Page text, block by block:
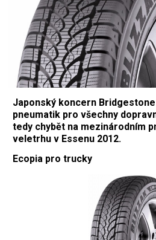
Japonský koncern
pneumatik pro všechny
tedy chybět na mezinárodním
veletrhu v Essenu 2012.
Ecopia pro trucky